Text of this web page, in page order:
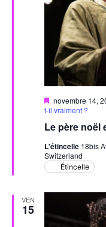
Le père noël
Mis
en
novembre 14,
t-il vraiment ?
L'étincelle 18bis
Switzerland
Étincelle
VEN
15